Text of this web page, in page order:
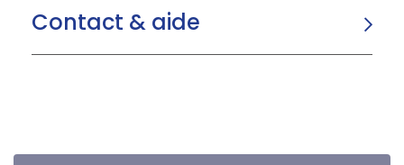
Contact & aide